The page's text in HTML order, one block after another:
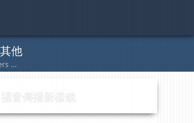
福音傳播新樣貌